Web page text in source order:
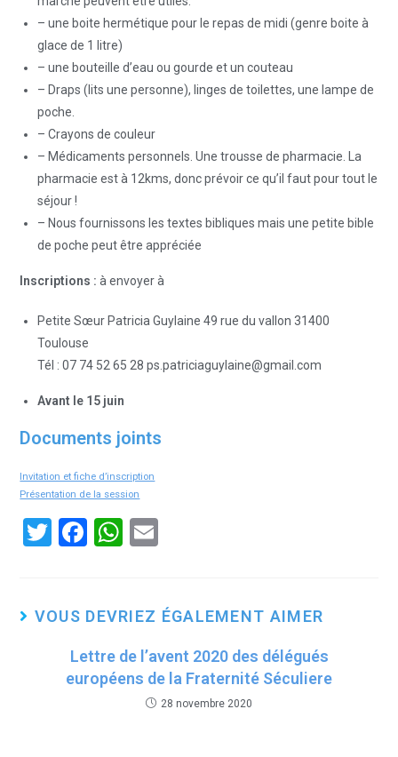
– une boite hermétique pour le repas de midi (genre boite à
glace de 1 litre)
– une bouteille d’eau ou gourde et un couteau
– Draps (lits une personne), linges de toilettes, une lampe de
poche.
– Crayons de couleur
– Médicaments personnels. Une trousse de pharmacie. La
pharmacie est à 12kms, donc prévoir ce qu’il faut pour tout le
séjour !
– Nous fournissons les textes bibliques mais une petite bible
de poche peut être appréciée
Inscriptions : à envoyer à
Petite Sœur Patricia Guylaine 49 rue du vallon 31400
Toulouse
Tél : 07 74 52 65 28 ps.patriciaguylaine@gmail.com
Avant le 15 juin
Documents joints
Invitation et fiche d’inscription
Présentation de la session
T
er
F
b
o
o
W
s
A
p
VOUS DEVRIEZ ÉGALEMENT AIMER
Lettre de l’avent 2020 des délégués
européens de la Fraternité Séculiere
28 novembre 2020